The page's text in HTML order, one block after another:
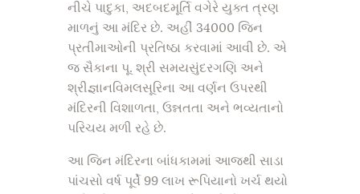
નીચે પાદુકા, અદબદમૂર્તિ વગેરે યુક્ત ત્રણ
માળનું આ મંદિર છે. અહીં 34000 જિન
પ્રતીમાઓની પ્રતિષ્ઠા કરવામાં આવી છે. એ
જ સૈકાના પૂ. શ્રી સમયસુંદરગણિ અને
શ્રીજ્ઞાનવિમલસૂરિના આ વર્ણન ઉપરથી
મંદિરની વિશાળતા, ઉન્નતતા અને ભવ્યતાનો
પરિચય મળી રહે છે.
આ જિન મંદિરના બાંધકામમાં આજથી સાડા
પાંચસો વર્ષ પૂર્વે 99 લાખ રૂપિયાનો ખર્ચ થયો